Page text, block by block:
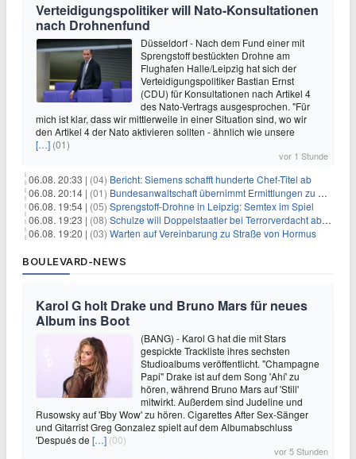
Verteidigungspolitiker will Nato-Konsultationen
nach Drohnenfund
Düsseldorf - Nach dem Fund einer mit
Sprengstoff bestückten Drohne am
Flughafen Halle/Leipzig hat sich der
Verteidigungspolitiker Bastian Ernst
(CDU) für Konsultationen nach Artikel 4
des Nato-Vertrags ausgesprochen. "Für
mich ist klar, dass wir mittlerweile in einer Situation sind, wo wir
den Artikel 4 der Nato aktivieren sollten - ähnlich wie unsere
[…] (01)
vor 1 Stunde
06.08. 20:33 | (04) Bericht: Siemens schafft hunderte Chef-Titel ab
06.08. 20:14 | (01) Bundesanwaltschaft übernimmt Ermittlungen zu Drohnenvorfall
06.08. 19:54 | (05) Sprengstoff-Drohne in Leipzig: Semtex im Spiel
06.08. 19:23 | (08) Schulze will Doppelstaatler bei Terrorverdacht abschieben
06.08. 19:20 | (03) Warten auf Vereinbarung zu Straße von Hormus
BOULEVARD-NEWS
Karol G holt Drake und Bruno Mars für neues
Album ins Boot
(BANG) - Karol G hat die mit Stars
gespickte Trackliste ihres sechsten
Studioalbums veröffentlicht. "Champagne
Papi" Drake ist auf dem Song 'Ahí' zu
hören, während Bruno Mars auf 'Still'
mitwirkt. Außerdem sind Judeline und
Rusowsky auf 'Bby Wow' zu hören. Cigarettes After Sex-Sänger
und Gitarrist Greg Gonzalez spielt auf dem Albumabschluss
'Después de […] (00)
vor 5 Stunden